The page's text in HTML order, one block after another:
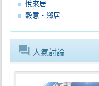
悅來居
穀意‧鄉居
forum 人氣討論